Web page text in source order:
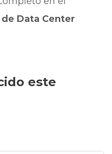
Data Center
este